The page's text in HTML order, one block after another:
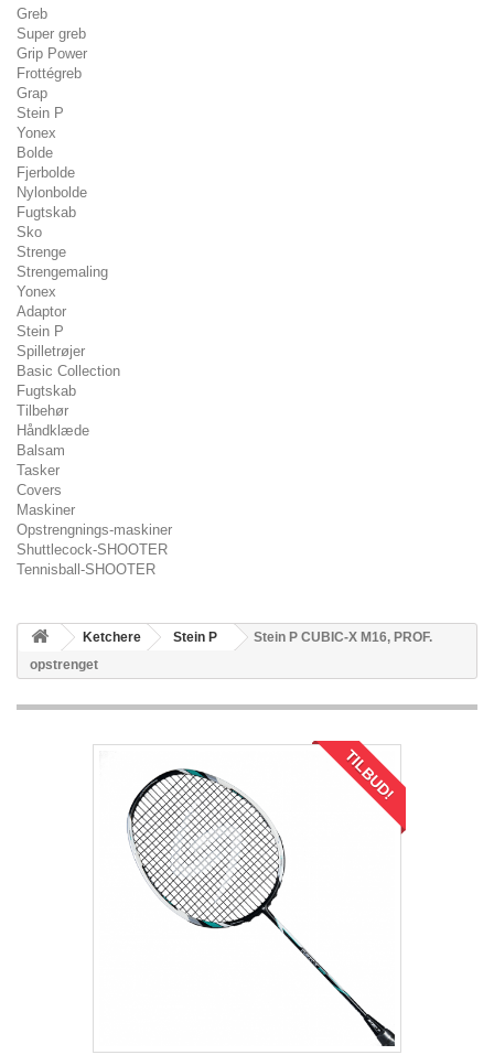
Greb
Super greb
Grip Power
Frottégreb
Grap
Stein P
Yonex
Bolde
Fjerbolde
Nylonbolde
Fugtskab
Sko
Strenge
Strengemaling
Yonex
Adaptor
Stein P
Spilletrøjer
Basic Collection
Fugtskab
Tilbehør
Håndklæde
Balsam
Tasker
Covers
Maskiner
Opstrengnings-maskiner
Shuttlecock-SHOOTER
Tennisball-SHOOTER
Ketchere Stein P
Stein P CUBIC-X M16, PROF.
opstrenget
TILBUD!